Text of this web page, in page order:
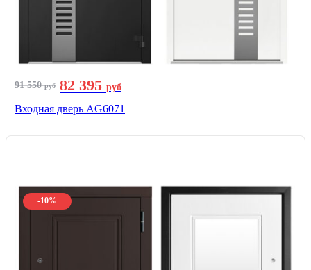
91 550руб 82 395 руб
Входная дверь AG6071
-10%